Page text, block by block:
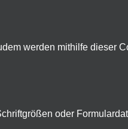
werden mithilfe dieser
oder